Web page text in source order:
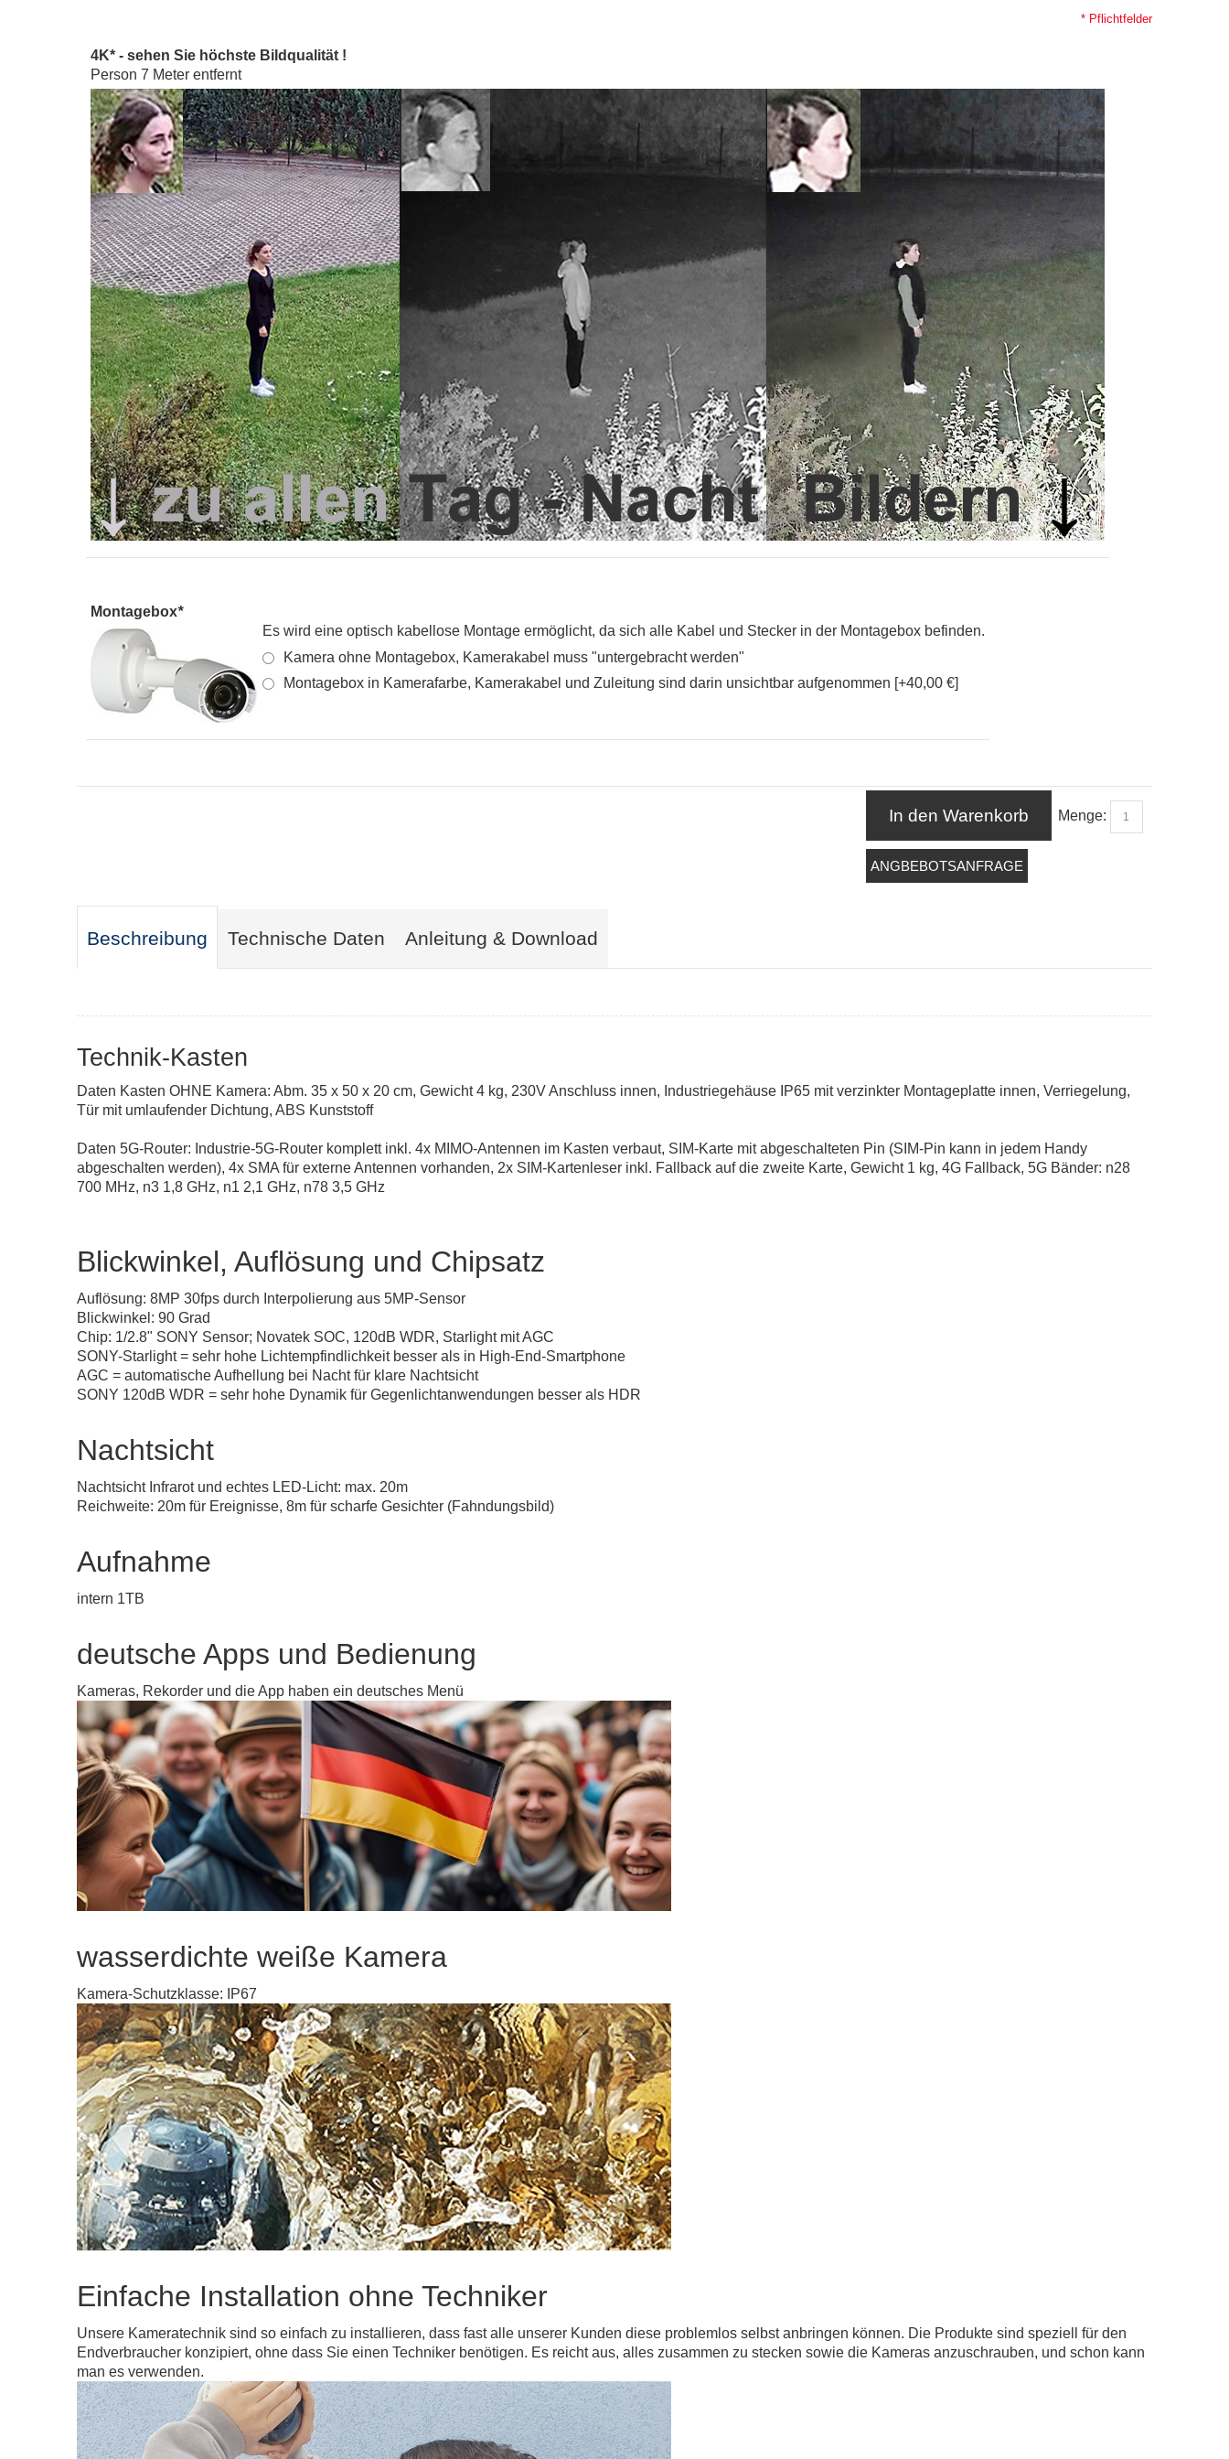
4K* - sehen Sie höchste Bildqualität !
Person 7 Meter entfernt
Montagebox*
Es wird eine optisch kabellose Montage ermöglicht, da sich alle Kabel und Stecker in der Montagebox befinden.
Kamera ohne Montagebox, Kamerakabel muss "untergebracht werden"
Montagebox in Kamerafarbe, Kamerakabel und Zuleitung sind darin unsichtbar aufgenommen [+40,00 €]
* Pflichtfelder
Menge:
In den Warenkorb
ANGBEBOTSANFRAGE
Beschreibung Technische Daten Anleitung & Download
Technik-Kasten
Daten Kasten OHNE Kamera: Abm. 35 x 50 x 20 cm, Gewicht 4 kg, 230V Anschluss innen, Industriegehäuse IP65 mit verzinkter Montageplatte innen, Verriegelung,
Tür mit umlaufender Dichtung, ABS Kunststoff
Daten 5G-Router: Industrie-5G-Router komplett inkl. 4x MIMO-Antennen im Kasten verbaut, SIM-Karte mit abgeschalteten Pin (SIM-Pin kann in jedem Handy
abgeschalten werden), 4x SMA für externe Antennen vorhanden, 2x SIM-Kartenleser inkl. Fallback auf die zweite Karte, Gewicht 1 kg, 4G Fallback, 5G Bänder: n28
700 MHz, n3 1,8 GHz, n1 2,1 GHz, n78 3,5 GHz
Blickwinkel, Auflösung und Chipsatz
Auflösung: 8MP 30fps durch Interpolierung aus 5MP-Sensor
Blickwinkel: 90 Grad
Chip: 1/2.8" SONY Sensor; Novatek SOC, 120dB WDR, Starlight mit AGC
SONY-Starlight = sehr hohe Lichtempfindlichkeit besser als in High-End-Smartphone
AGC = automatische Aufhellung bei Nacht für klare Nachtsicht
SONY 120dB WDR = sehr hohe Dynamik für Gegenlichtanwendungen besser als HDR
Nachtsicht
Nachtsicht Infrarot und echtes LED-Licht: max. 20m
Reichweite: 20m für Ereignisse, 8m für scharfe Gesichter (Fahndungsbild)
Aufnahme
intern 1TB
deutsche Apps und Bedienung
Kameras, Rekorder und die App haben ein deutsches Menü
wasserdichte weiße Kamera
Kamera-Schutzklasse: IP67
Einfache Installation ohne Techniker
Unsere Kameratechnik sind so einfach zu installieren, dass fast alle unserer Kunden diese problemlos selbst anbringen können. Die Produkte sind speziell für den
Endverbraucher konzipiert, ohne dass Sie einen Techniker benötigen. Es reicht aus, alles zusammen zu stecken sowie die Kameras anzuschrauben, und schon kann
man es verwenden.